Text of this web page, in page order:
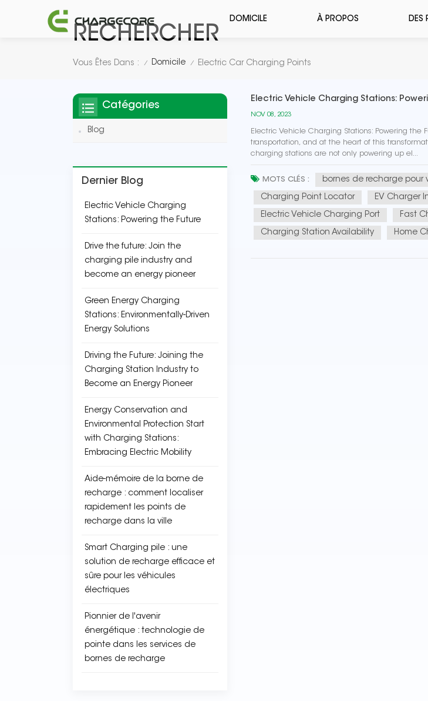
DOMICILE À PROPOS DES
RECHERCHER
Vous Êtes Dans : / Domicile / Electric Car Charging Points
Electric Vehicle Charging Stations:
NOV 08, 2023
Electric Vehicle Charging Stations: Powering
transportation, and at the heart of this
charging stations are not only powering up el...
MOTS CLÉS : bornes de recharge pour
Charging Point Locator EV Charger
Electric Vehicle Charging Port Fast
Charging Station Availability Home
Catégories
Blog
Dernier Blog
Electric Vehicle Charging
Stations: Powering the Future
Drive the future: Join the
charging pile industry and
become an energy pioneer
Green Energy Charging
Stations: Environmentally-Driven
Energy Solutions
Driving the Future: Joining the
Charging Station Industry to
Become an Energy Pioneer
Energy Conservation and
Environmental Protection Start
with Charging Stations:
Embracing Electric Mobility
Aide-mémoire de la borne de
recharge : comment localiser
rapidement les points de
recharge dans la ville
Smart Charging pile : une
solution de recharge efficace et
sûre pour les véhicules
électriques
Pionnier de l'avenir
énergétique : technologie de
pointe dans les services de
bornes de recharge